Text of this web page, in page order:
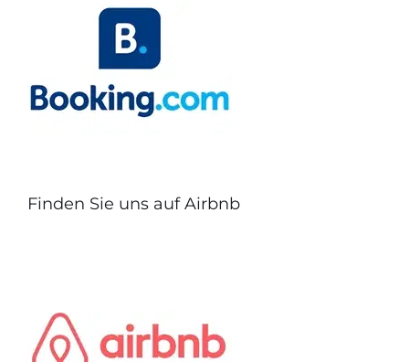
Finden Sie uns auf Airbnb